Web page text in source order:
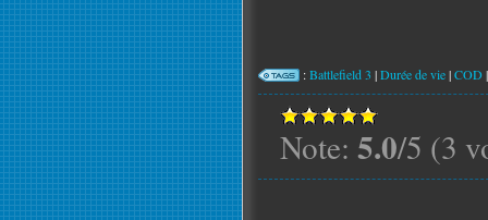
:Battlefield 3 |Durée de vie|COD
Note: 5.0/5 (3